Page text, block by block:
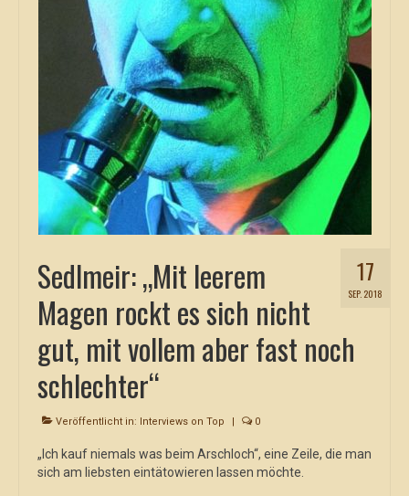
17
SEP. 2018
Sedlmeir: „Mit leerem
Magen rockt es sich nicht
gut, mit vollem aber fast noch
schlechter“
Veröffentlicht in: Interviews on Top | 0
„Ich kauf niemals was beim Arschloch“, eine Zeile, die man
sich am liebsten eintätowieren lassen möchte.